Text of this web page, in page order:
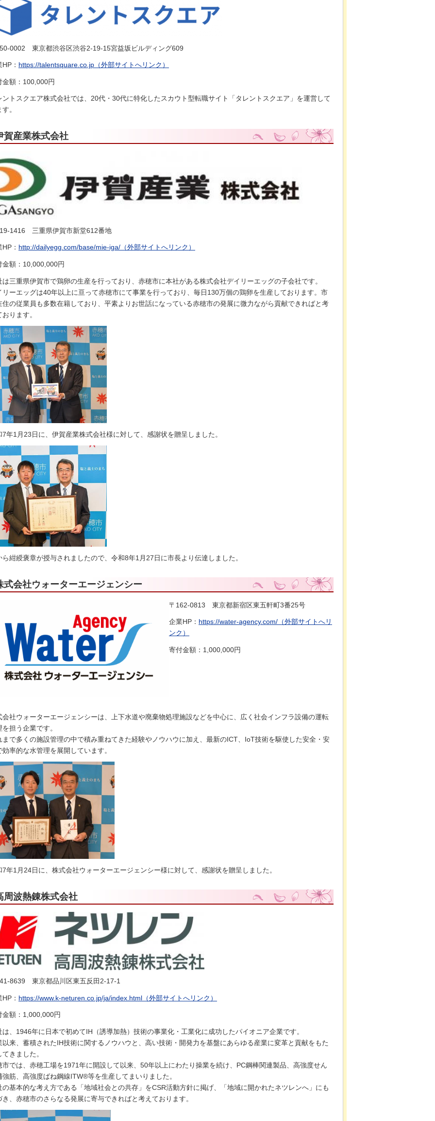
0002 東京都渋谷区渋谷2-19-15宮益坂ビルディング609
： https://talentsquare.co.jp（外部サイトへリンク）
金額：100,000円
ントスクエア株式会社では、20代・30代に特化したスカウト型転職サイト「タレントスクエア」を運営して
。
賀産業株式会社
1416 三重県伊賀市新堂612番地
： http://dailyegg.com/base/mie-iga/（外部サイトへリンク）
金額：10,000,000円
は三重県伊賀市で鶏卵の生産を行っており、赤穂市に本社がある株式会社デイリーエッグの子会社です。
リーエッグは40年以上に亘って赤穂市にて事業を行っており、毎日130万個の鶏卵を生産しております。市
住の従業員も多数在籍しており、平素よりお世話になっている赤穂市の発展に微力ながら貢献できればと考
ります。
7年1月23日に、伊賀産業株式会社様に対して、感謝状を贈呈しました。
ら紺綬褒章が授与されましたので、令和8年1月27日に市長より伝達しました。
式会社ウォーターエージェンシー
〒162-0813 東京都新宿区東五軒町3番25号
企業HP： https://water-agency.com/（外部サイトへリ
ンク）
寄付金額：1,000,000円
会社ウォーターエージェンシーは、上下水道や廃棄物処理施設などを中心に、広く社会インフラ設備の運転
を担う企業です。
まで多くの施設管理の中で積み重ねてきた経験やノウハウに加え、最新のICT、IoT技術を駆使した安全・安
効率的な水管理を展開しています。
7年1月24日に、株式会社ウォーターエージェンシー様に対して、感謝状を贈呈しました。
周波熱錬株式会社
8639 東京都品川区東五反田2-17-1
： https://www.k-neturen.co.jp/ja/index.html（外部サイトへリンク）
金額：1,000,000円
は、1946年に日本で初めてIH（誘導加熱）技術の事業化・工業化に成功したパイオニア企業です。
以来、蓄積されたIH技術に関するノウハウと、高い技術・開発力を基盤にあらゆる産業に変革と貢献をもた
てきました。
市では、赤穂工場を1971年に開設して以来、50年以上にわたり操業を続け、PC鋼棒関連製品、高強度せん
強筋、高強度ばね鋼線ITW®等を生産してまいりました。
の基本的な考え方である「地域社会との共存」をCSR活動方針に掲げ、「地域に開かれたネツレンへ」にも
き、赤穂市のさらなる発展に寄与できればと考えております。